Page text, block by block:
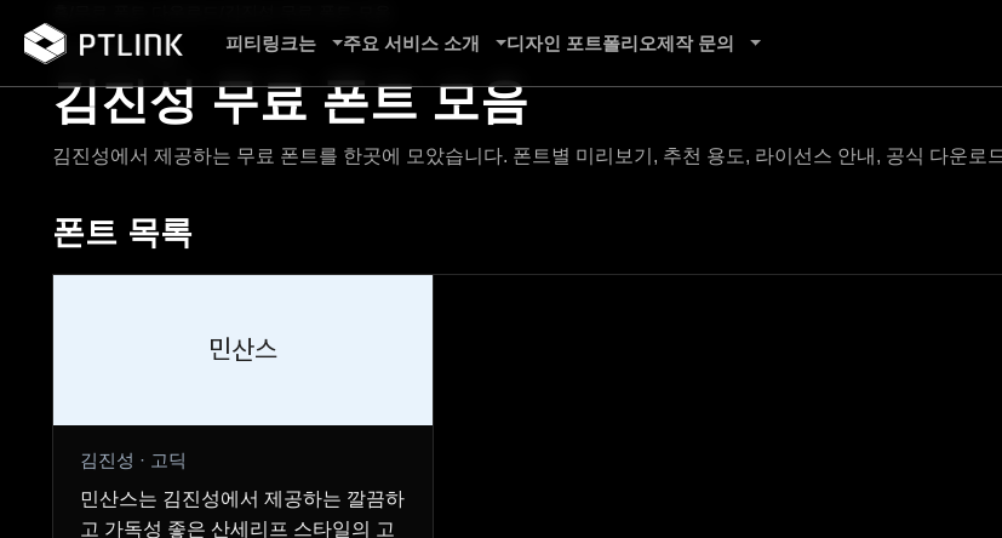
피티링크는 주요 서비스 소개 디자인 포트폴리오제작 문의
무료 폰트 모음
김진성 무료 폰트 모음
김진성에서 제공하는 무료 폰트를 한곳에 모았습니다. 폰트별 미리보기, 추천 용도, 라이선스 안내, 공식 다운
폰트 목록
민산스
김진성 · 고딕
민산스는 김진성에서 제공하는 깔끔하
고 가독성 좋은 산세리프 스타일의 고